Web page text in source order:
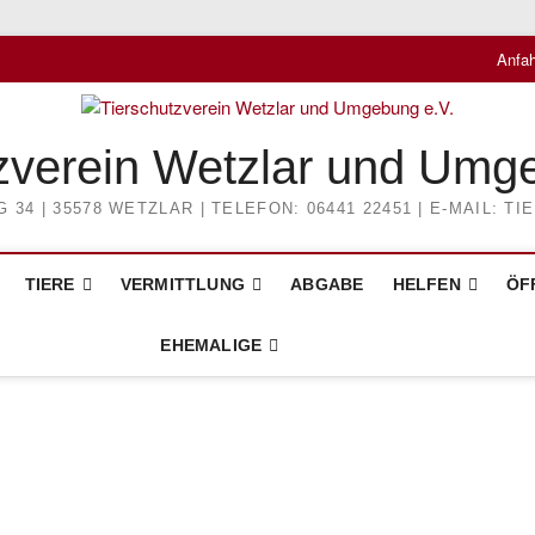
Wetzlar und
34 | 35578 WETZLAR | TELEFON: 06441 22451 | E-MAIL:
TIERE VERMITTLUNG ABGABE HELFEN
EHEMALIGE